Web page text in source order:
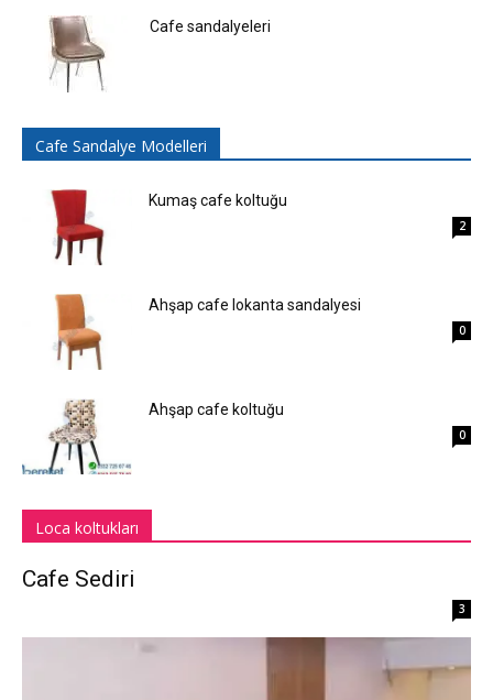
Cafe sandalyeleri
Cafe Sandalye Modelleri
Kumaş cafe koltuğu
2
Ahşap cafe lokanta sandalyesi
0
Ahşap cafe koltuğu
0
Loca koltukları
Cafe Sediri
3